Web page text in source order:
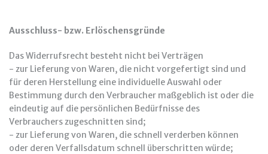
Ausschluss- bzw. Erlöschensgründe
Das Widerrufsrecht besteht nicht bei Verträgen
- zur Lieferung von Waren, die nicht vorgefertigt sind und
für deren Herstellung eine individuelle Auswahl oder
Bestimmung durch den Verbraucher maßgeblich ist oder die
eindeutig auf die persönlichen Bedürfnisse des
Verbrauchers zugeschnitten sind;
- zur Lieferung von Waren, die schnell verderben können
oder deren Verfallsdatum schnell überschritten würde;